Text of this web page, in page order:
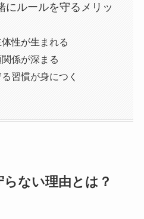
にルールを守るメリッ
性が生まれる
係が深まる
習慣が身につく
ない理由とは？